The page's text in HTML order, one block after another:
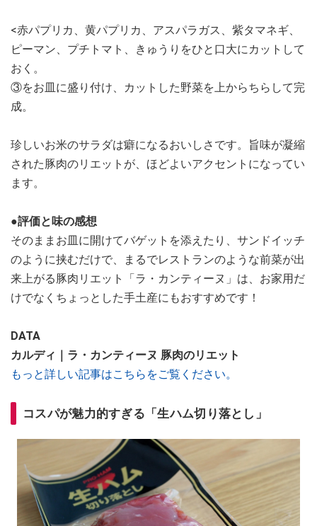
<赤パプリカ、黄パプリカ、アスパラガス、紫タマネギ、
ピーマン、プチトマト、きゅうりをひと口大にカットして
おく。
③をお皿に盛り付け、カットした野菜を上からちらして完
成。
珍しいお米のサラダは癖になるおいしさです。旨味が凝縮
された豚肉のリエットが、ほどよいアクセントになってい
ます。
●評価と味の感想
そのままお皿に開けてバゲットを添えたり、サンドイッチ
のように挟むだけで、まるでレストランのような前菜が出
来上がる豚肉リエット「ラ・カンティーヌ」は、お家用だ
けでなくちょっとした手土産にもおすすめです！
DATA
カルディ｜ラ・カンティーヌ 豚肉のリエット
もっと詳しい記事はこちらをご覧ください。
コスパが魅力的すぎる「生ハム切り落とし」